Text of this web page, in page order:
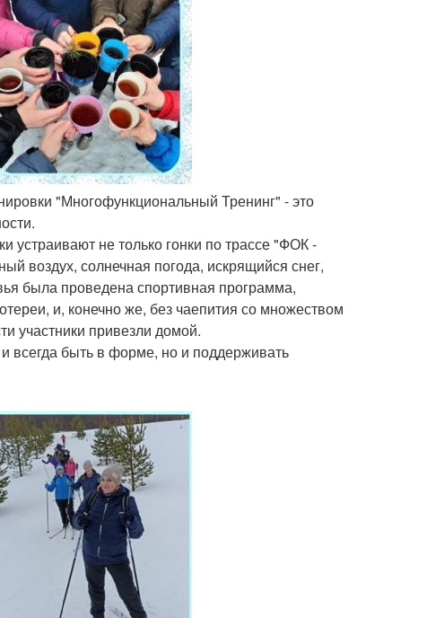
"Многофункциональный Тренинг" - это
не только гонки по трассе "ФОК -
воздух, солнечная погода, искрящийся снег,
была проведена спортивная программа,
и, конечно же, без чаепития со множеством
участники привезли домой.
всегда быть в форме, но и поддерживать